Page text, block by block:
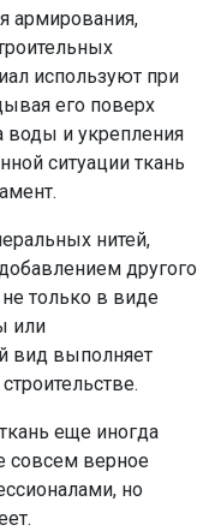
армирования,
используют при
его поверх
воды и укрепления
ситуации ткань
нитей,
другого
только в виде
или
вид выполняет
еще иногда
совсем верное
но